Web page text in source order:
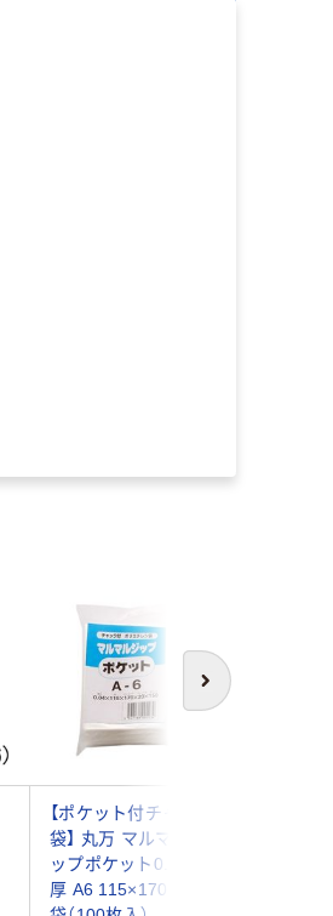
次へ
【ポケット付チャック
袋】 丸万 マルマルジ
ップポケット0.04mm
厚 A6 115×170mm 1